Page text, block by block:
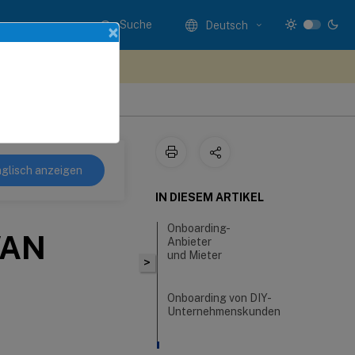
Suche Deutsch
anzeigen
>
IN DIESEM ARTIKEL
Onboarding-
Anbieter
und Mieter
Onboarding von DIY-
Unternehmenskunden
×